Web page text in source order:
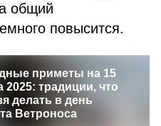
общий
повысится.
приметы на 15
2025: традиции, что
делать в день
Ветроноса